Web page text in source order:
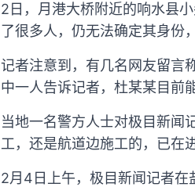
2日，月港大桥附近的响水县
了很多人，仍无法确定其身份
记者注意到，有几名网友留言
中一人告诉记者，杜某某目前
当地一名警方人士对极目新闻
工，还是航道边施工的，已在
2月4日上午，极目新闻记者在